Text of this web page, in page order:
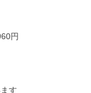
円
す